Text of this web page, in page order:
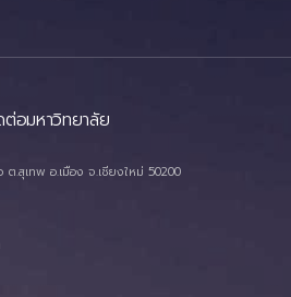
อมหาวิทยาลัย
.สุเทพ อ.เมือง จ.เชียงใหม่ 50200